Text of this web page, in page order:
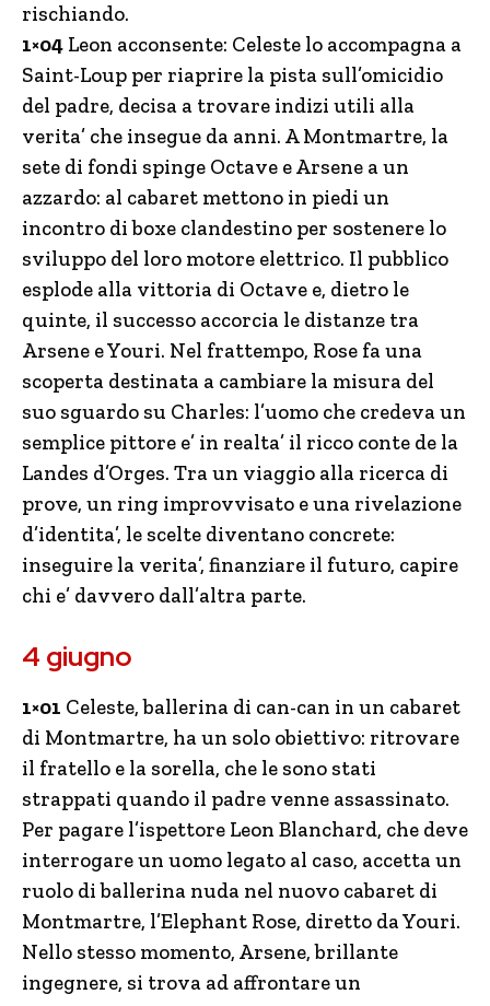
rischiando.
1×04 Leon acconsente: Celeste lo accompagna a
Saint-Loup per riaprire la pista sull’omicidio
del padre, decisa a trovare indizi utili alla
verita’ che insegue da anni. A Montmartre, la
sete di fondi spinge Octave e Arsene a un
azzardo: al cabaret mettono in piedi un
incontro di boxe clandestino per sostenere lo
sviluppo del loro motore elettrico. Il pubblico
esplode alla vittoria di Octave e, dietro le
quinte, il successo accorcia le distanze tra
Arsene e Youri. Nel frattempo, Rose fa una
scoperta destinata a cambiare la misura del
suo sguardo su Charles: l’uomo che credeva un
semplice pittore e’ in realta’ il ricco conte de la
Landes d’Orges. Tra un viaggio alla ricerca di
prove, un ring improvvisato e una rivelazione
d’identita’, le scelte diventano concrete:
inseguire la verita’, finanziare il futuro, capire
chi e’ davvero dall’altra parte.
4 giugno
1×01 Celeste, ballerina di can-can in un cabaret
di Montmartre, ha un solo obiettivo: ritrovare
il fratello e la sorella, che le sono stati
strappati quando il padre venne assassinato.
Per pagare l’ispettore Leon Blanchard, che deve
interrogare un uomo legato al caso, accetta un
ruolo di ballerina nuda nel nuovo cabaret di
Montmartre, l’Elephant Rose, diretto da Youri.
Nello stesso momento, Arsene, brillante
ingegnere, si trova ad affrontare un